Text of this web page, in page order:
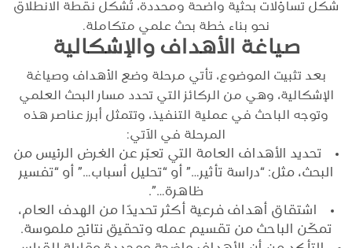
شكل تساؤلات بحثية واضحة ومحددة، تُشكل نقطة الانطلاق
نحو بناء خطة بحث علمي متكاملة.
صياغة الأهداف والإشكالية
بعد تثبيت الموضوع، تأتي مرحلة وضع الأهداف وصياغة
الإشكالية، وهي من الركائز التي تحدد مسار البحث العلمي
وتوجه الباحث في عملية التنفيذ، وتتمثل أبرز عناصر هذه
المرحلة في الآتي:
تحديد الأهداف العامة التي تعبّر عن الغرض الرئيس من
البحث، مثل: “دراسة تأثير…” أو “تحليل أسباب…” أو “تفسير
ظاهرة…”.
اشتقاق أهداف فرعية أكثر تحديدًا من الهدف العام،
تمكّن الباحث من تقسيم عمله وتحقيق نتائج ملموسة.